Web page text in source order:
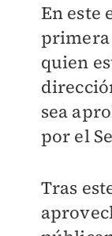
En este
primera
quien
sea
por el
Tras